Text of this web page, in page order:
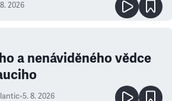
2026
a nenáviděného vědce
•5. 8. 2026